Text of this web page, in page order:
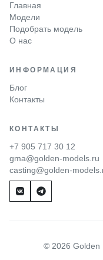
Главная
Модели
Подобрать модель
О нас
ИНФОРМАЦИЯ
Блог
Контакты
КОНТАКТЫ
+7 905 717 30 12
gma@golden-models.ru
casting@golden-
© 2026 Golden